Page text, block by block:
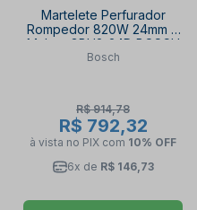
Martelete Perfurador
Rompedor 820W 24mm e
Maleta GBH2-24D BOSCH
Bosch
R$ 914,78
R$ 792,32
à vista no PIX com 10% OFF
6x de R$ 146,73